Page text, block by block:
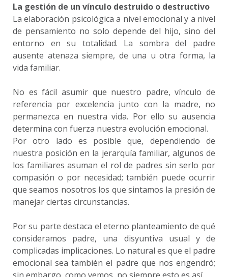
La gestión de un vínculo destruido o destructivo
La elaboración psicológica a nivel emocional y a nivel
de pensamiento no solo depende del hijo, sino del
entorno en su totalidad. La sombra del padre
ausente atenaza siempre, de una u otra forma, la
vida familiar.
No es fácil asumir que nuestro padre, vínculo de
referencia por excelencia junto con la madre, no
permanezca en nuestra vida. Por ello su ausencia
determina con fuerza nuestra evolución emocional.
Por otro lado es posible que, dependiendo de
nuestra posición en la jerarquía familiar, algunos de
los familiares asuman el rol de padres sin serlo por
compasión o por necesidad; también puede ocurrir
que seamos nosotros los que sintamos la presión de
manejar ciertas circunstancias.
Por su parte destaca el eterno planteamiento de qué
consideramos padre, una disyuntiva usual y de
complicadas implicaciones. Lo natural es que el padre
emocional sea también el padre que nos engendró;
sin embargo, como vemos, no siempre esto es así.